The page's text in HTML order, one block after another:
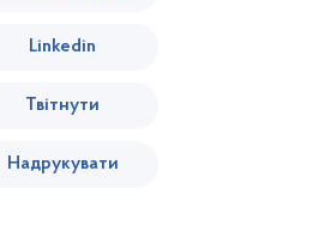
Linkedin
Твітнути
Надрукувати